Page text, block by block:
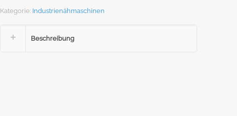
Kategorie: Industrienähmaschinen
Beschreibung